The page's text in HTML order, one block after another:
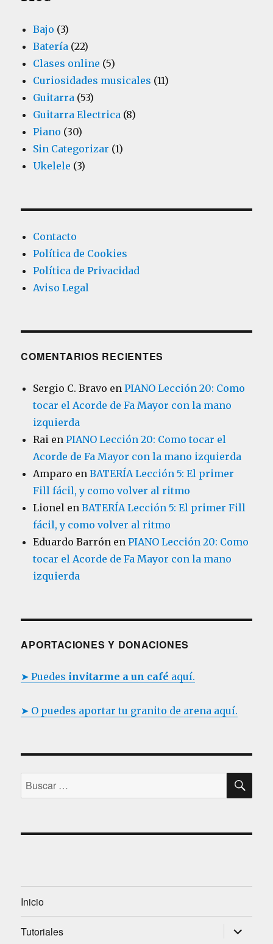
Bajo (3)
Batería (22)
Clases online (5)
Curiosidades musicales (11)
Guitarra (53)
Guitarra Electrica (8)
Piano (30)
Sin Categorizar (1)
Ukelele (3)
Contacto
Política de Cookies
Política de Privacidad
Aviso Legal
COMENTARIOS RECIENTES
Sergio C. Bravo enPIANO Lección 20: Como
tocar el Acorde de Fa Mayor con la mano
izquierda
Rai enPIANO Lección 20: Como tocar el
Acorde de Fa Mayor con la mano izquierda
Amparo enBATERÍA Lección 5: El primer
Fill fácil, y como volver al ritmo
Lionel enBATERÍA Lección 5: El primer Fill
fácil, y como volver al ritmo
Eduardo Barrón enPIANO Lección 20: Como
tocar el Acorde de Fa Mayor con la mano
izquierda
APORTACIONES Y DONACIONES
➤ Puedes invitarme a un café aquí.
➤ O puedes aportar tu granito de arena aquí.
B
u
c
p
o
r
B
S
Inicio
Tutoriales expandir
menú